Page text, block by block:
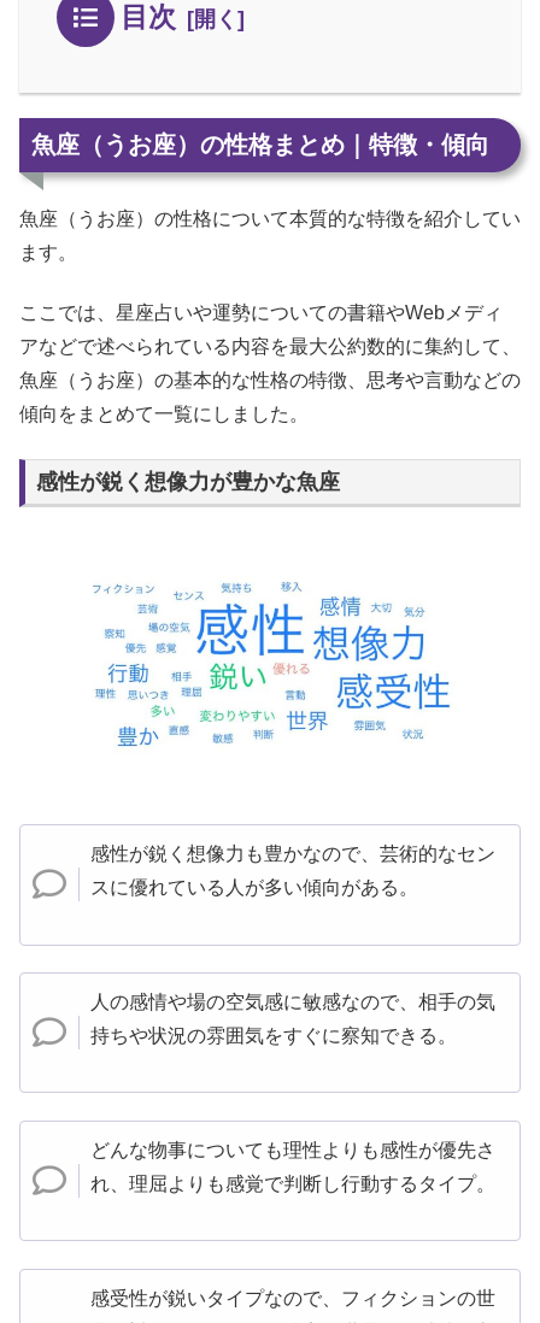
目次
魚座（うお座）の性格まとめ｜特徴・傾向
魚座（うお座）の性格について本質的な特徴を紹介してい
ます。
ここでは、星座占いや運勢についての書籍やWebメディ
アなどで述べられている内容を最大公約数的に集約して、
魚座（うお座）の基本的な性格の特徴、思考や言動などの
傾向をまとめて一覧にしました。
感性が鋭く想像力が豊かな魚座
感性が鋭く想像力も豊かなので、芸術的なセン
スに優れている人が多い傾向がある。
人の感情や場の空気感に敏感なので、相手の気
持ちや状況の雰囲気をすぐに察知できる。
どんな物事についても理性よりも感性が優先さ
れ、理屈よりも感覚で判断し行動するタイプ。
感受性が鋭いタイプなので、フィクションの世